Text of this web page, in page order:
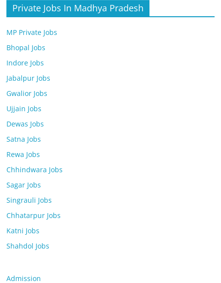
Private Jobs In Madhya Pradesh
MP Private Jobs
Bhopal Jobs
Indore Jobs
Jabalpur Jobs
Gwalior Jobs
Ujjain Jobs
Dewas Jobs
Satna Jobs
Rewa Jobs
Chhindwara Jobs
Sagar Jobs
Singrauli Jobs
Chhatarpur Jobs
Katni Jobs
Shahdol Jobs
Admission